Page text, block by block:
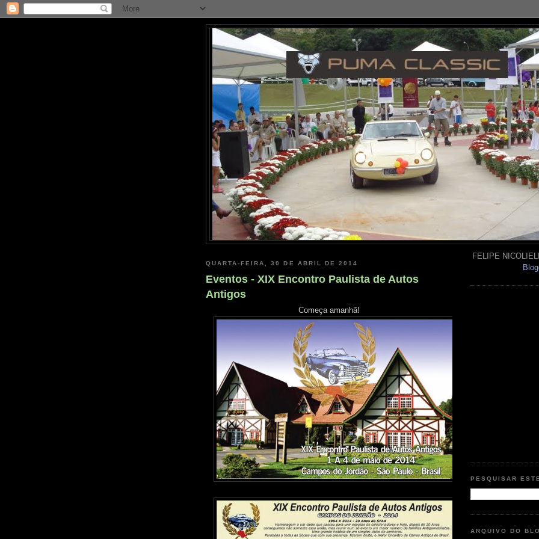
QUARTA-FEIRA, 30 DE ABRIL DE 2014
Eventos - XIX Encontro Paulista de Autos
Antigos
Começa amanhã!
FELIPE
PESQUISAR
ARQUIVO DO